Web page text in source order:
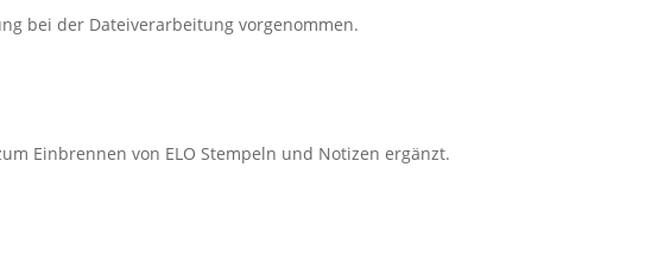
bei der Dateiverarbeitung vorgenommen.
Einbrennen von ELO Stempeln und Notizen ergänzt.